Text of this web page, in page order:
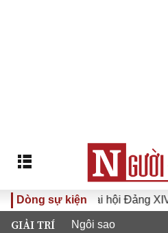
Dòng sự kiện
Đại hội Đảng XIV vào cuộc sống
GIẢI TRÍ Ngôi sao